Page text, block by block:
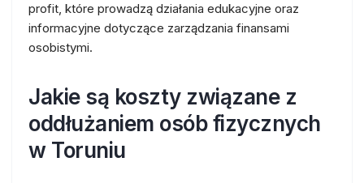
profit, które prowadzą działania edukacyjne oraz
informacyjne dotyczące zarządzania finansami
osobistymi.
Jakie są koszty związane z
oddłużaniem osób fizycznych
w Toruniu